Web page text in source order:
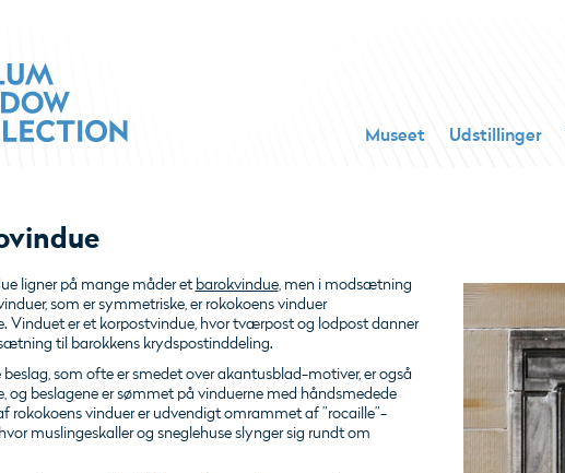
Museet Udstillinger
ligner på mange måder et barokvindue, men i modsætning
som er symmetriske, er rokokoens vinduer
Vinduet er et korpostvindue, hvor tværpost og lodpost danner
til barokkens krydspostinddeling.
beslag, som ofte er smedet over akantusblad-motiver, er også
og beslagene er sømmet på vinduerne med håndsmedede
rokokoens vinduer er udvendigt omrammet af ”rocaille”-
muslingeskaller og sneglehuse slynger sig rundt om